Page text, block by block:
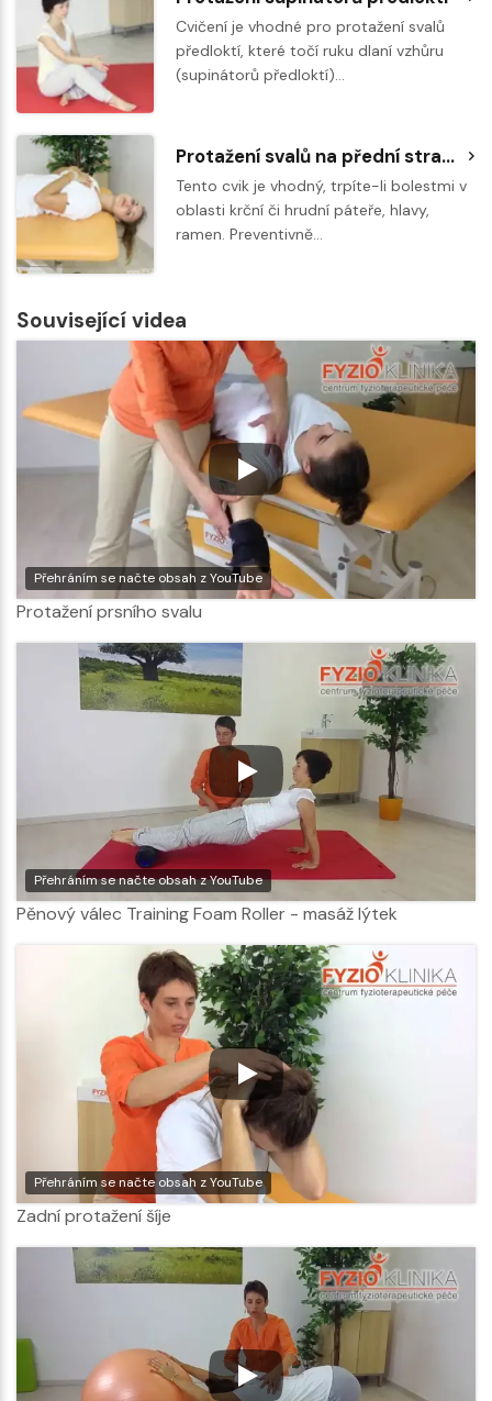
Cvičení je vhodné pro protažení svalů
předloktí, které točí ruku dlaní vzhůru
(supinátorů předloktí)…
Protažení svalů na přední straně krku s dopomocí druhé osoby
Tento cvik je vhodný, trpíte-li bolestmi v
oblasti krční či hrudní páteře, hlavy,
ramen. Preventivně…
Související videa
Přehráním se načte obsah z YouTube
Protažení prsního svalu
Přehráním se načte obsah z YouTube
Pěnový válec Training Foam Roller - masáž lýtek
Přehráním se načte obsah z YouTube
Zadní protažení šíje